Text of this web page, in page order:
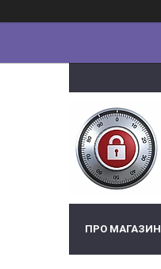
ПРО МАГАЗИН